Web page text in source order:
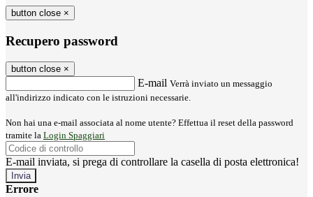
button close ×
Recupero password
button close ×
E-mail Verrà inviato un messaggio
all'indirizzo indicato con le istruzioni necessarie.
Non hai una e-mail associata al nome utente? Effettua il reset della password
tramite la Login Spaggiari
E-mail inviata, si prega di controllare la casella di posta elettronica!
Errore